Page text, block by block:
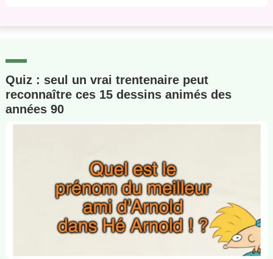
Quiz : seul un vrai trentenaire peut
reconnaître ces 15 dessins animés des
années 90